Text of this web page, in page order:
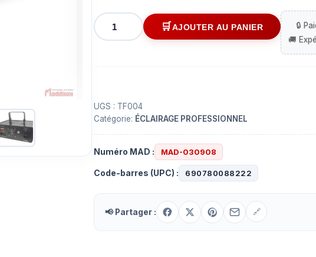
quantité
de
VERT
168W
AJOUTER AU PANIER
UGS : TF004
Catégorie: ÉCLAIRAGE PROFESSIONNEL
Numéro MAD : MAD-030908
Code-barres (UPC) : 690780088222
📢 Partager : 🔗